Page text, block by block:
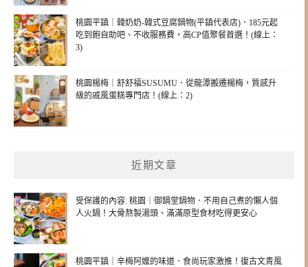
桃園平鎮｜韓奶奶-韓式豆腐鍋物(平鎮代表店)．185元起
吃到飽自助吧、不收服務費，高CP值聚餐首選！(線上：
3)
桃園楊梅｜舒舒福SUSUMU．從龍潭搬遷楊梅，質感升
級的戚風蛋糕專門店！(線上：2)
近期文章
受保護的內容: 桃園｜御鍋堂鍋物．不用自己煮的懶人個
人火鍋！大骨熬製湯頭、滿滿原型食材吃得更安心
桃園平鎮｜辛梅阿嬤的味道．食尚玩家激推！復古文青風